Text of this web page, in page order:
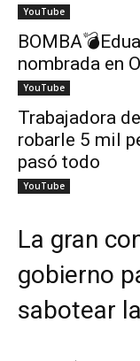
YouTube
nombrada en
YouTube
Trabajadora
robarle 5 mil
pasó todo
YouTube
La gran
gobierno
sabotear